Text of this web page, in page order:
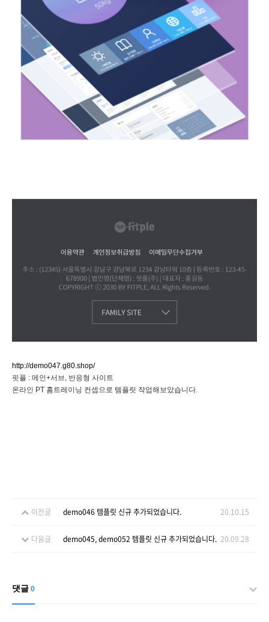
http://demo047.g80.shop/
핏플 : 메인+서브, 반응형 사이트
온라인 PT 홈트레이닝 컨셉으로 템플릿 작업해보았습니다.
이전글 demo046 템플릿 신규 추가되었습니다. 20.10.15
다음글 demo045, demo052 템플릿 신규 추가되었습니다. 20.09.28
댓글 0